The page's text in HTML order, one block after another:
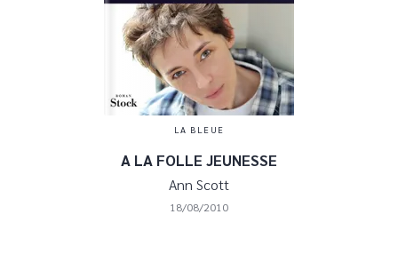
LA BLEUE
A LA FOLLE JEUNESSE
Ann Scott
18/08/2010